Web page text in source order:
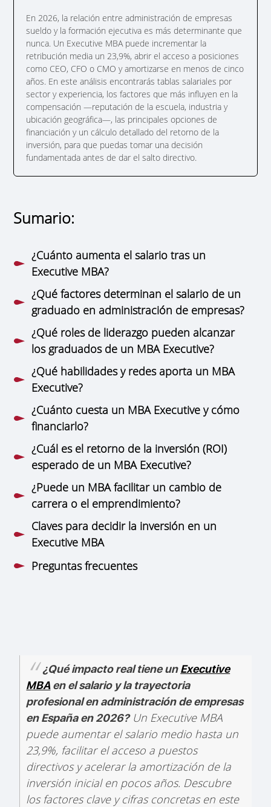
En 2026, la relación entre administración de empresas
sueldo y la formación ejecutiva es más determinante que
nunca. Un Executive MBA puede incrementar la
retribución media un 23,9%, abrir el acceso a posiciones
como CEO, CFO o CMO y amortizarse en menos de cinco
años. En este análisis encontrarás tablas salariales por
sector y experiencia, los factores que más influyen en la
compensación —reputación de la escuela, industria y
ubicación geográfica—, las principales opciones de
financiación y un cálculo detallado del retorno de la
inversión, para que puedas tomar una decisión
fundamentada antes de dar el salto directivo.
Sumario:
¿Cuánto aumenta el salario tras un
Executive MBA?
¿Qué factores determinan el salario de un
graduado en administración de empresas?
¿Qué roles de liderazgo pueden alcanzar
los graduados de un MBA Executive?
¿Qué habilidades y redes aporta un MBA
Executive?
¿Cuánto cuesta un MBA Executive y cómo
financiarlo?
¿Cuál es el retorno de la inversión (ROI)
esperado de un MBA Executive?
¿Puede un MBA facilitar un cambio de
carrera o el emprendimiento?
Claves para decidir la inversión en un
Executive MBA
Preguntas frecuentes
¿Qué impacto real tiene unExecutive
MBA en el salario y la trayectoria
profesional en administración de empresas
en España en 2026?Un Executive MBA
puede aumentar el salario medio hasta un
23,9%, facilitar el acceso a puestos
directivos y acelerar la amortización de la
inversión inicial en pocos años. Descubre
los factores clave y cifras concretas en este